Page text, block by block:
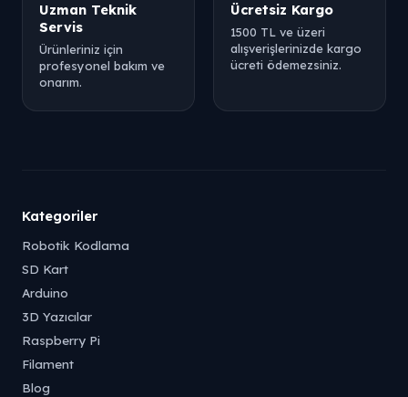
Uzman Teknik
Servis
Ürünleriniz için
profesyonel bakım ve
onarım.
Ücretsiz Kargo
1500 TL ve üzeri
alışverişlerinizde kargo
ücreti ödemezsiniz.
Kategoriler
Robotik Kodlama
SD Kart
Arduino
3D Yazıcılar
Raspberry Pi
Filament
Blog